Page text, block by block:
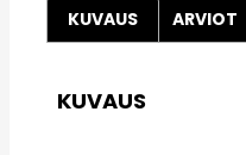
KUVAUS ARVIOT
KUVAUS